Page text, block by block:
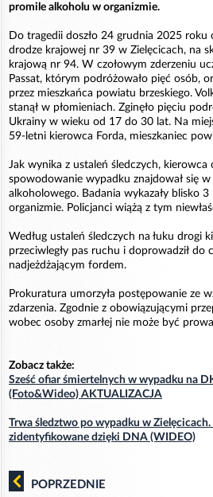
promile alkoholu w organizmie.
Do tragedii doszło 24 grudnia 2025 roku
drodze krajowej nr 39 w Zielęcicach, na
krajową nr 94. W czołowym zderzeniu
Passat, którym podróżowało pięć osób,
przez mieszkańca powiatu brzeskiego.
stanął w płomieniach. Zginęło pięciu
Ukrainy w wieku od 17 do 30 lat. Na
59-letni kierowca Forda, mieszkaniec
Jak wynika z ustaleń śledczych, kierowca
spowodowanie wypadku znajdował się w
alkoholowego. Badania wykazały blisko
organizmie. Policjanci wiążą z tym
Według ustaleń śledczych na łuku drogi
przeciwległy pas ruchu i doprowadził do
nadjeżdżającym fordem.
Prokuratura umorzyła postępowanie ze
zdarzenia. Zgodnie z obowiązującymi
wobec osoby zmarłej nie może być
Zobacz także:
Sześć ofiar śmiertelnych w wypadku na
(Foto&Wideo) AKTUALIZACJA
Trwa śledztwo po wypadku w
zidentyfikowane dzięki DNA (WIDEO)
POPRZEDNIE